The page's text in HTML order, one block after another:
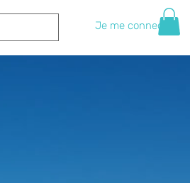
Je me connecte